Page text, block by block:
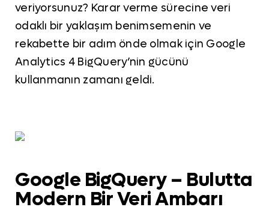
veriyorsunuz? Karar verme sürecine veri
odaklı bir yaklaşım benimsemenin ve
rekabette bir adım önde olmak için Google
Analytics 4 BigQuery’nin gücünü
kullanmanın zamanı geldi.
Google BigQuery – Bulutta
Modern Bir Veri Ambarı